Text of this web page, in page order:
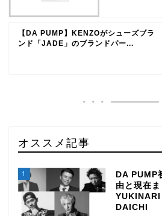
【DA PUMP】KENZOがシューズブラ
ンド「JADE」のブランドパー...
オススメ記事
1
DA PUMP
由と現在
YUKINARI
DAICHI